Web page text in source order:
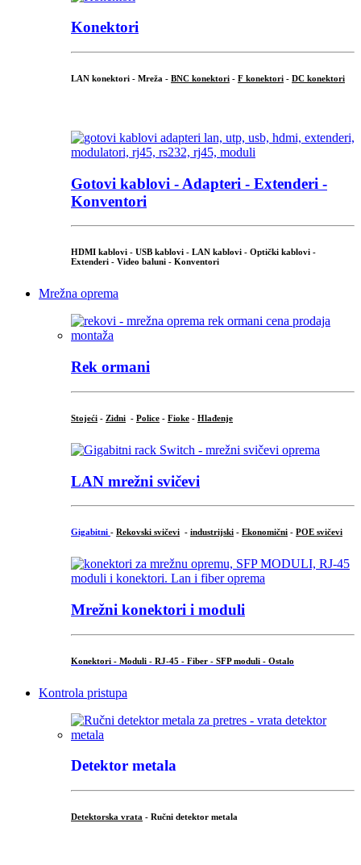
Konektori
LAN konektori - Mreža - BNC konektori - F konektori - DC konektori
Gotovi kablovi - Adapteri - Extenderi -
Konventori
HDMI kablovi - USB kablovi - LAN kablovi - Optički kablovi -
Extenderi - Video baluni - Konventori
Mrežna oprema
Rek ormani
Stojeći - Zidni - Police - Fioke - Hlađenje
LAN mrežni svičevi
Gigabitni - Rekovski svičevi - industrijski - Ekonomični - POE svičevi
Mrežni konektori i moduli
Konektori - Moduli - RJ-45 - Fiber - SFP moduli - Ostalo
Kontrola pristupa
Detektor metala
Detektorska vrata - Ručni detektor metala